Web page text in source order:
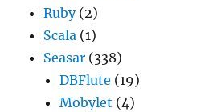
Ruby(2)
Scala (1)
Seasar (338)
DBFlute (19)
Mobylet (4)